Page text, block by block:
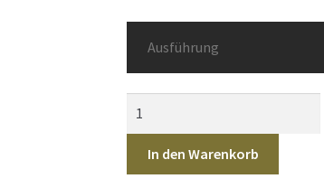
Ausführung
Laune
Menge
In den Warenkorb